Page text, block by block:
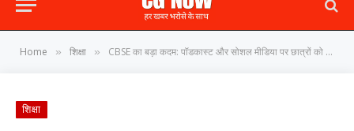
Home » शिक्षा » CBSE का बड़ा कदम: पॉडकास्ट और सोशल मीडिया पर छात्रों को मिलेगा बोलने का मंच
शिक्षा